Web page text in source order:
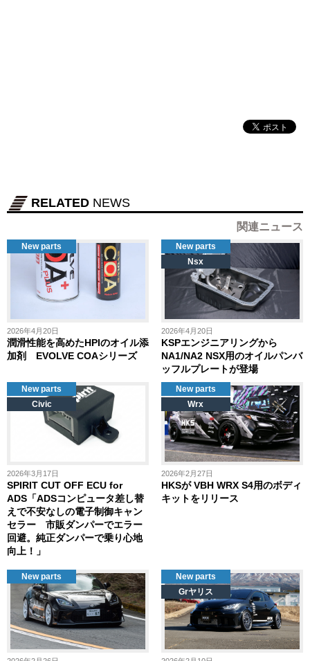
RELATED NEWS
関連ニュース
2026年4月20日
潤滑性能を高めたHPIのオイル添
加剤 EVOLVE COAシリーズ
New parts
2026年4月20日
KSPエンジニアリングから
NA1/NA2 NSX用のオイルパンバ
ッフルプレートが登場
New parts
Nsx
2026年3月17日
SPIRIT CUT OFF ECU for
ADS「ADSコンピュータ差し替
えで不安なしの電子制御キャン
セラー 市販ダンパーでエラー
回避。純正ダンパーで乗り心地
向上！」
New parts
Civic
2026年2月27日
HKSが VBH WRX S4用のボディ
キットをリリース
New parts
Wrx
New parts
New parts
Grヤリス